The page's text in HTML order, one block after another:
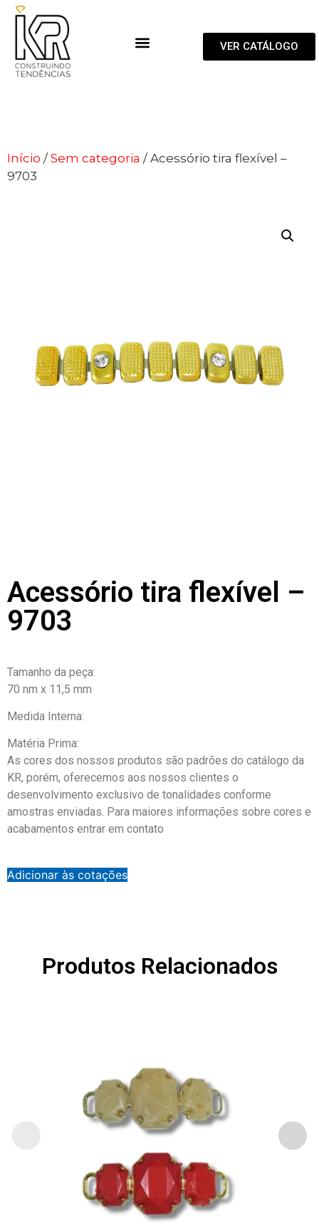
VER CATÁLOGO
Início /Sem categoria / Acessório tira flexível –
9703
Acessório tira flexível –
9703
Tamanho da peça:
70 nm x 11,5 mm
Medida Interna:
Matéria Prima:
As cores dos nossos produtos são padrões do catálogo da
KR, porém, oferecemos aos nossos clientes o
desenvolvimento exclusivo de tonalidades conforme
amostras enviadas. Para maiores informações sobre cores e
acabamentos entrar em contato
Adicionar às cotações
Produtos Relacionados